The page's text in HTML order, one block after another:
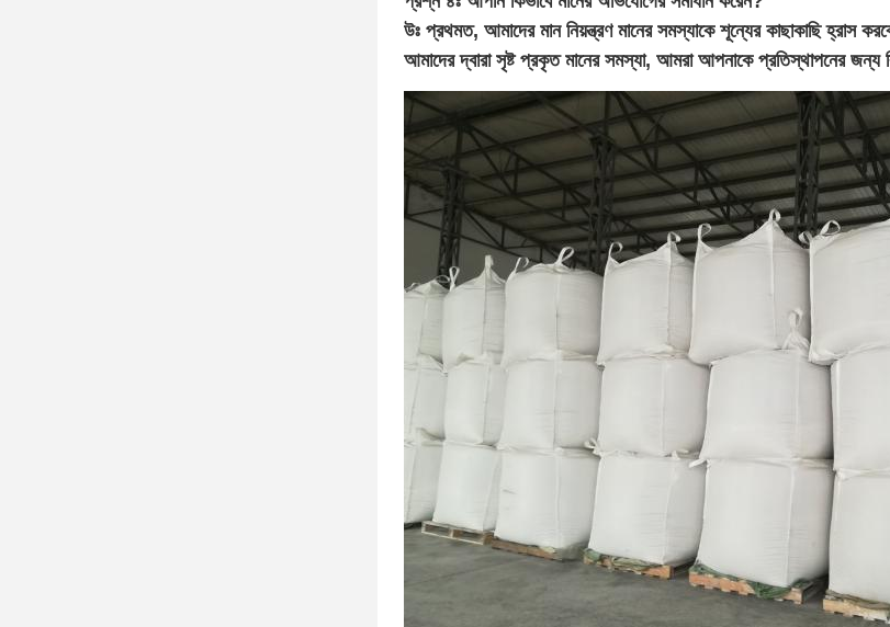
উঃ প্রথমত, আমাদের মান নিয়ন্ত্রণ মানের সমস্যাকে শূন্যের কাছাকাছি হ্রাস
আমাদের দ্বারা সৃষ্ট প্রকৃত মানের সমস্যা, আমরা আপনাকে প্রতিস্থাপনের জন্য